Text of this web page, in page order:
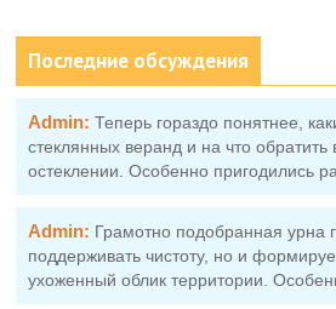
Последние обсуждения
Admin: Теперь гораздо понятнее,
стеклянных веранд и на что
остеклении. Особенно пригодились
Admin: Грамотно подобранная урна
поддерживать чистоту, но и
ухоженный облик территории.